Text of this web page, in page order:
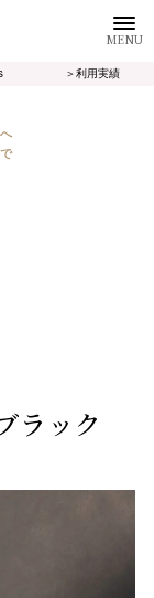
MENU
＞利用実績
ラック